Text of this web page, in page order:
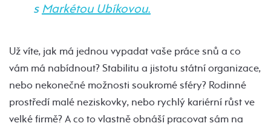
s Markétou Ubíkovou.
Už víte, jak má jednou vypadat vaše práce snů a co
vám má nabídnout? Stabilitu a jistotu státní organizace,
nebo nekonečné možnosti soukromé sféry? Rodinné
prostředí malé neziskovky, nebo rychlý kariérní růst ve
velké firmě? A co to vlastně obnáší pracovat sám na